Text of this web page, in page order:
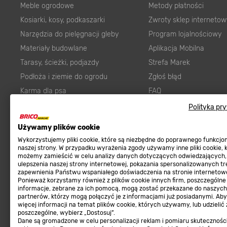
Polityka
Używamy plików cookie
Wykorzystujemy pliki cookie, które są niezbędne do poprawnego
naszej strony. W przypadku wyrażenia zgody używamy inne pliki cookie,
możemy zamieścić w celu analizy danych dotyczących odwiedzających,
ulepszenia naszej strony internetowej, pokazania spersonalizowanych
zapewnienia Państwu wspaniałego doświadczenia na stronie
Ponieważ korzystamy również z plików cookie innych firm, poszczególne
informacje, zebrane za ich pomocą, mogą zostać przekazane do naszych
partnerów, którzy mogą połączyć je z informacjami już posiadanymi.
więcej informacji na temat plików cookie, których używamy, lub udzielić
poszczególne, wybierz „Dostosuj”.
Dane są gromadzone w celu personalizacji reklam i pomiaru
Meble ogrodowe
Kosiarki, kosy, podkaszarki
Narzędzia do pielęgnacji gleby
Materiały budowlane
Tarasy, ścieżki, podjazdy
Podłoża i ziemie do ogrodu
Karma dla psa
Farby wewnętrzne białe
Elektryka
Panele
Elektronarzędzia
Płytki
Panele podłogowe
Płyty OSB/HDF
Grabie do ogrodu
Metody płatności
Zwroty sklep
Program lojalnościowy
Aplikacja Mobilna
Strefa Marek
Zgłoś błąd
FAQ
Prawny obowiązek
Regulaminy
Regulaminy
Polityka prywatności